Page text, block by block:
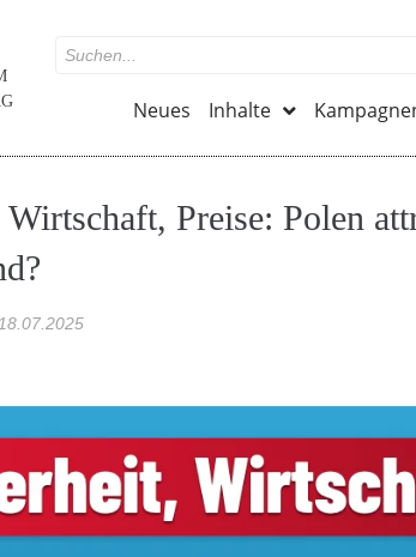
Neues Inhalte
Wirtschaft, Preise: Polen